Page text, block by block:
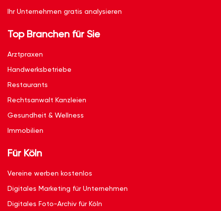
Ihr Unternehmen gratis analysieren
Top Branchen für Sie
Arztpraxen
Handwerksbetriebe
Restaurants
Rechtsanwalt Kanzleien
Gesundheit & Wellness
Immobilien
Für Köln
Vereine werben kostenlos
Digitales Marketing für Unternehmen
Digitales Foto-Archiv für Köln